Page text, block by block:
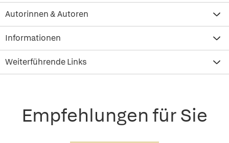
Autorinnen & Autoren
Informationen
Weiterführende Links
Empfehlungen für Sie